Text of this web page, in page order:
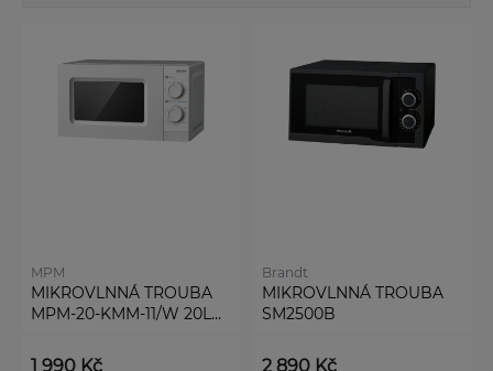
MPM
MIKROVLNNÁ TROUBA
MPM-20-KMM-11/W 20L
1 990 Kč
Brandt
MIKROVLNNÁ TROUBA
SM2500B
2 890 Kč